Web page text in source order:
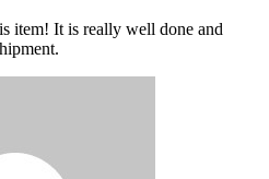
item! It is really well done and